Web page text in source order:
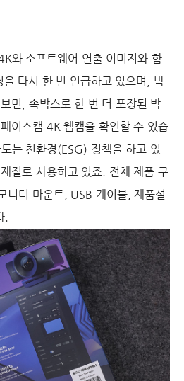
와 소프트웨어 연출 이미지와 함
다시 한 번 언급하고 있으며, 박
면, 속박스로 한 번 더 포장된 박
이스캠 4K 웹캠을 확인할 수 있습
는 친환경(ESG) 정책을 하고 있
질로 사용하고 있죠. 전체 제품 구
니터 마운트, USB 케이블, 제품설
.